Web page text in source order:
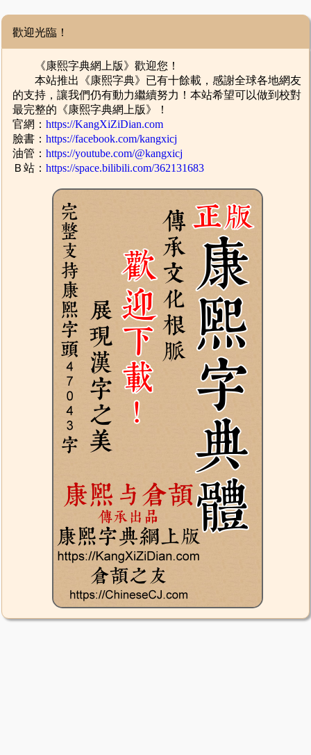
歡迎光臨！
《康熙字典網上版》歡迎您！
本站推出《康熙字典》已有十餘載，感謝全球各地網友
的支持，讓我們仍有動力繼續努力！本站希望可以做到校對
最完整的《康熙字典網上版》！
官網：https://KangXiZiDian.com
臉書：https://facebook.com/kangxicj
油管：https://youtube.com/@kangxicj
Ｂ站：https://space.bilibili.com/362131683